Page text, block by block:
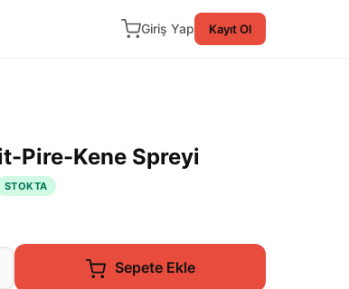
Giriş Yap Kayıt Ol
Pire-Kene Spreyi
STOKTA
Sepete Ekle